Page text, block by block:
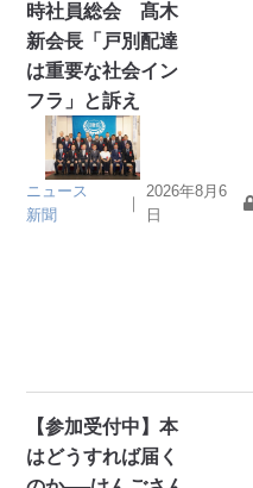
時社員総会 髙木
新会長「戸別配達
は重要な社会イン
フラ」と訴え
ニュース
新聞
｜
2026年8月6
日
【参加受付中】本
はどうすれば届く